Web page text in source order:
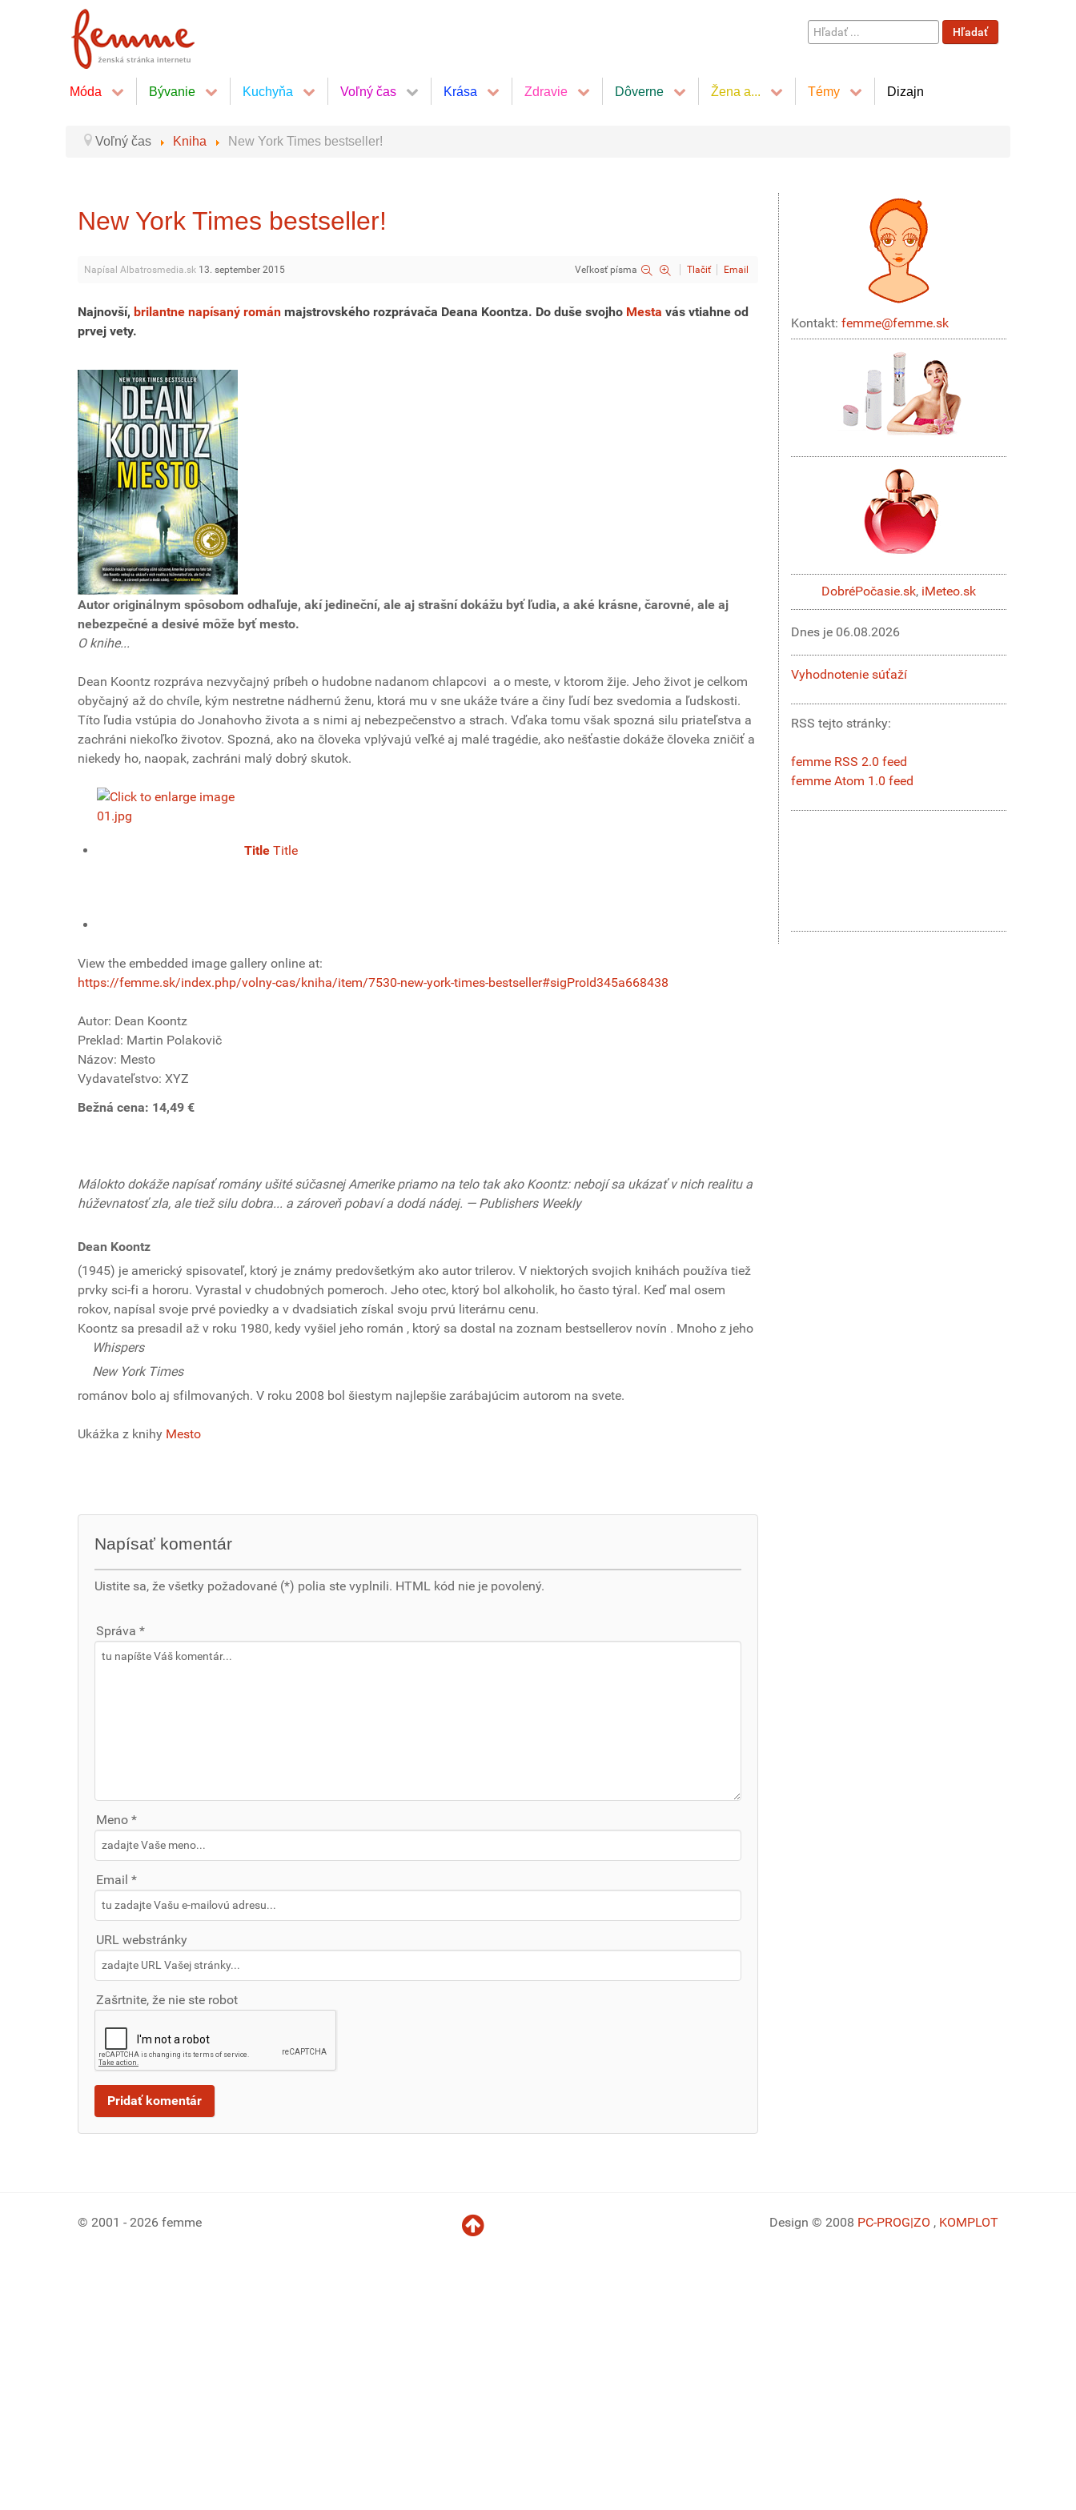
Hľadať
...
Hľadať
Móda Bývanie Kuchyňa Voľný čas Krása Zdravie Dôverne Žena a... Témy Dizajn
Voľný čas Kniha New York Times bestseller!
New York Times bestseller!
Napísal Albatrosmedia.sk 13. september 2015 Veľkosť písma Tlačiť Email
Najnovší, brilantne napísaný román majstrovského rozprávača Deana Koontza. Do duše svojho Mesta vás vtiahne od
prvej vety.
Autor originálnym spôsobom odhaľuje, akí jedineční, ale aj strašní dokážu byť ľudia, a aké krásne, čarovné, ale aj
nebezpečné a desivé môže byť mesto.
O knihe...
Dean Koontz rozpráva nezvyčajný príbeh o hudobne nadanom chlapcovi a o meste, v ktorom žije. Jeho život je celkom
obyčajný až do chvíle, kým nestretne nádhernú ženu, ktorá mu v sne ukáže tváre a činy ľudí bez svedomia a ľudskosti.
Títo ľudia vstúpia do Jonahovho života a s nimi aj nebezpečenstvo a strach. Vďaka tomu však spozná silu priateľstva a
zachráni niekoľko životov. Spozná, ako na človeka vplývajú veľké aj malé tragédie, ako nešťastie dokáže človeka zničiť a
niekedy ho, naopak, zachráni malý dobrý skutok.
Title Title
View the embedded image gallery online at:
https://femme.sk/index.php/volny-cas/kniha/item/7530-new-york-times-bestseller#sigProId345a668438
Autor: Dean Koontz
Preklad: Martin Polakovič
Názov: Mesto
Vydavateľstvo: XYZ
Bežná cena: 14,49 €
Málokto dokáže napísať romány ušité súčasnej Amerike priamo na telo tak ako Koontz: nebojí sa ukázať v nich realitu a
húževnatosť zla, ale tiež silu dobra... a zároveň pobaví a dodá nádej. — Publishers Weekly
Dean Koontz
(1945) je americký spisovateľ, ktorý je známy predovšetkým ako autor trilerov. V niektorých svojich knihách používa tiež
prvky sci-fi a hororu. Vyrastal v chudobných pomeroch. Jeho otec, ktorý bol alkoholik, ho často týral. Keď mal osem
rokov, napísal svoje prvé poviedky a v dvadsiatich získal svoju prvú literárnu cenu.
Koontz sa presadil až v roku 1980, kedy vyšiel jeho román
Whispers
, ktorý sa dostal na zoznam bestsellerov novín
New York Times
. Mnoho z jeho
románov bolo aj sfilmovaných. V roku 2008 bol šiestym najlepšie zarábajúcim autorom na svete.
Ukážka z knihy Mesto
Napísať komentár
Uistite sa, že všetky požadované (*) polia ste vyplnili. HTML kód nie je povolený.
Správa *
Meno *
Email *
URL webstránky
Zašrtnite, že nie ste robot
Kontakt: femme@femme.sk
DobréPočasie.sk, iMeteo.sk
Dnes je 06.08.2026
Vyhodnotenie súťaží
RSS tejto stránky:
femme RSS 2.0 feed
femme Atom 1.0 feed
© 2001 - 2026 femme Design © 2008 PC-PROG|ZO , KOMPLOT